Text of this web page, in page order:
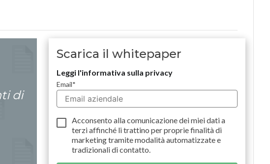
di
Scarica il whitepaper
Leggi l'informativa sulla privacy
Email*
Acconsento alla comunicazione dei miei dati a
terziaffinché li trattino per proprie finalità di
marketing tramite modalità automatizzate e
tradizionali di contatto.